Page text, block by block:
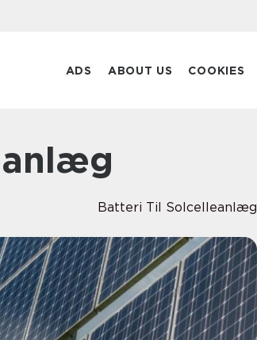
ADS ABOUT US COOKIES
Batteri Til Solcelleanlæg